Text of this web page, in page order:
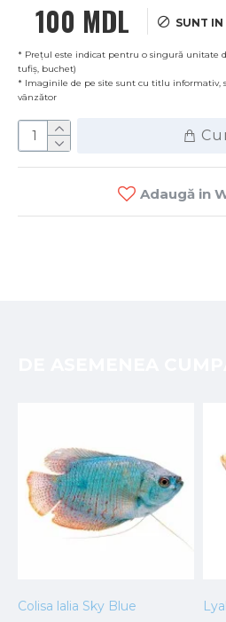
100 MDL SUNT IN
* Prețul este indicat pentru o singură unitate
tufiș, buchet)
* Imaginile de pe site sunt cu titlu informativ,
vânzător
Adaugă in
Colisa lalia Sky Blue